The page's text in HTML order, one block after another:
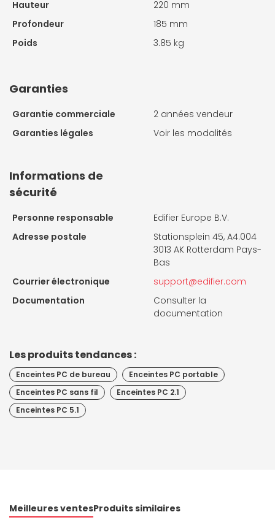
Hauteur
220 mm
Profondeur
185 mm
Poids
3.85 kg
Garanties
Garantie commerciale
2 années vendeur
Garanties légales
Voir les modalités
Informations de
sécurité
Personne responsable
Edifier Europe B.V.
Adresse postale
Stationsplein 45, A4.004
3013 AK Rotterdam Pays-
Bas
Courrier électronique
support@edifier.com
Documentation
Consulter la
documentation
Les produits tendances :
Enceintes PC de bureau
Enceintes PC portable
Enceintes PC sans fil
Enceintes PC 2.1
Enceintes PC 5.1
Meilleures ventesProduits similaires